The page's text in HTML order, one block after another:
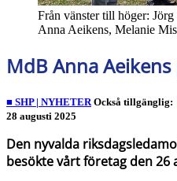
Från vänster till höger:
Anna Aeikens, Melanie
MdB Anna
■ SHP | NYHETER Också tillgänglig:
28 augusti 2025
Den nyvalda
besökte vårt företag den 26